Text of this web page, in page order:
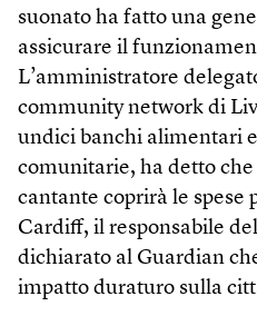
suonato ha fatto una
assicurare il
L’amministratore
community network di
undici banchi alimentari
comunitarie, ha detto
cantante coprirà le spese
Cardiff, il responsabile
dichiarato al Guardian
impatto duraturo sulla